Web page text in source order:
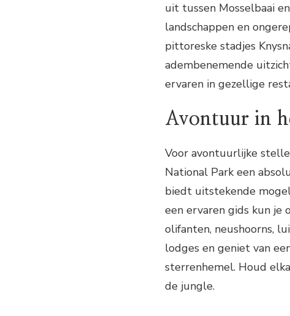
uit tussen Mosselbaai
landschappen en
pittoreske stadjes
adembenemende
ervaren in gezellige
Avontuur in
Voor avontuurlijke
National Park een
biedt uitstekende
een ervaren gids kun je
olifanten, neushoorns,
lodges en geniet van
sterrenhemel. Houd
de jungle.